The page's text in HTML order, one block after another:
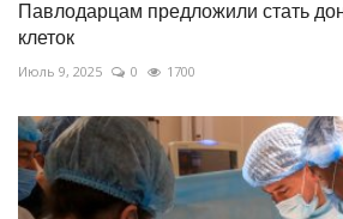
Павлодарцам предложили стать
клеток
Июль 9, 2025 0 1700